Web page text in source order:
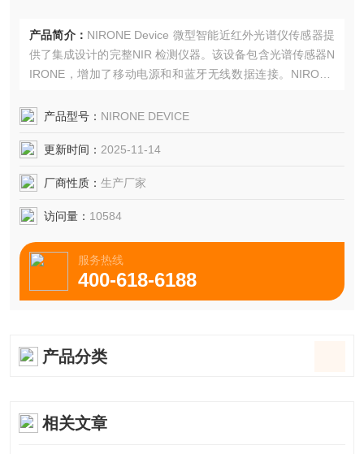
产品简介： NIRONE Device 微型智能近红外光谱仪传感器提
供了集成设计的完整NIR 检测仪器。该设备包含光谱传感器N
IRONE，增加了移动电源和和蓝牙无线数据连接。NIRONE
器。产品型号： NIRONE DEVICE
更新时间： 2025-11-14
厂商性质： 生产厂家
访问量： 10584
服务热线
400-618-6188
产品分类
相关文章